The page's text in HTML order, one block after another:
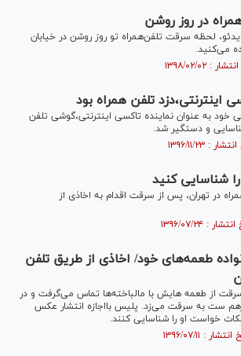
در روز روشن
لحظه سرقت تلفن‌همراه تو روز روشن در خیابان
می‌کنید.
اینترنتی،دزد تلفن همراه بود
معرفی خود به عنوان نماینده تاکسی اینترنتی،گوشی تلفن
و دستگیر شد.
شناسایی کنید
در تهران، پس از سرقت اقدام به اخاذی از
طعمه‌های خود/ اخاذی از طریق تلفن
از طعمه هایش با مالباخته‌ها تماس می‌گرفت و در
ست به سرقت می‌زد. پلیس بااجازه انتشار عکس
خواست او را شناسایی کنند.